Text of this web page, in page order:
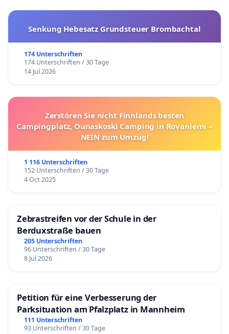
Senkung Hebesatz Grundsteuer Brombachtal
174 Unterschriften
174 Unterschriften / 30 Tage
14 Jul 2026
Zerstören Sie nicht Finnlands besten
Campingplatz, Ounaskoski Camping in Rovaniemi –
NEIN zum Umzug!
1 116 Unterschriften
152 Unterschriften / 30 Tage
4 Oct 2025
Zebrastreifen vor der Schule in der
Berduxstraße bauen
205 Unterschriften
96 Unterschriften / 30 Tage
8 Jul 2026
Petition für eine Verbesserung der
Parksituation am Pfalzplatz in Mannheim
111 Unterschriften
93 Unterschriften / 30 Tage